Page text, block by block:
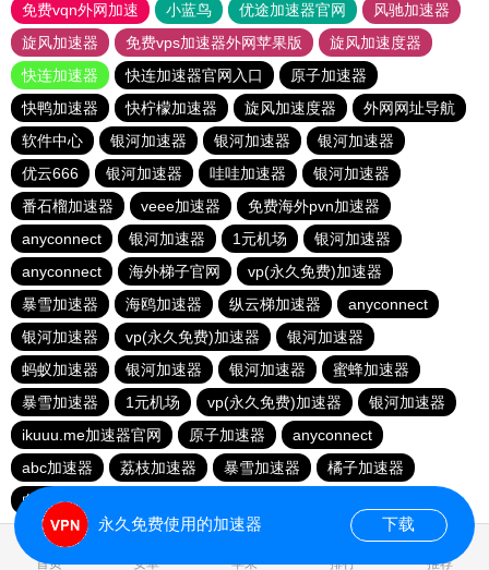
免费vqn外网加速
小蓝鸟 优途加速器官网
风驰加速器
旋风加速器
免费vps加速器外网苹果版
旋风加速度器
快连加速器
快连加速器官网入口
原子加速器
快鸭加速器
快柠檬加速器 旋风加速度器
外网网址导航
软件中心
银河加速器 银河加速器
银河加速器
优云666
银河加速器 哇哇加速器
银河加速器
番石榴加速器
veee加速器
免费海外pvn加速器
anyconnect
银河加速器 1元机场
银河加速器
anyconnect
海外梯子官网
vp(永久免费)加速器
暴雪加速器
海鸥加速器 纵云梯加速器
anyconnect
银河加速器
vp(永久免费)加速器
银河加速器
蚂蚁加速器
银河加速器 银河加速器
蜜蜂加速器
暴雪加速器
1元机场 vp(永久免费)加速器
银河加速器
ikuuu.me加速器官网
原子加速器
anyconnect
abc加速器
荔枝加速器 暴雪加速器
橘子加速器
白鲸加速器
首页 安卓 苹果 排行 推荐
永久免费使用的加速器 下载
1.779857s